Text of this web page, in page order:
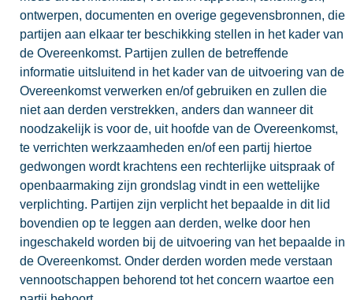
ontwerpen, documenten en overige gegevensbronnen, die
partijen aan elkaar ter beschikking stellen in het kader van
de Overeenkomst. Partijen zullen de betreffende
informatie uitsluitend in het kader van de uitvoering van de
Overeenkomst verwerken en/of gebruiken en zullen die
niet aan derden verstrekken, anders dan wanneer dit
noodzakelijk is voor de, uit hoofde van de Overeenkomst,
te verrichten werkzaamheden en/of een partij hiertoe
gedwongen wordt krachtens een rechterlijke uitspraak of
openbaarmaking zijn grondslag vindt in een wettelijke
verplichting. Partijen zijn verplicht het bepaalde in dit lid
bovendien op te leggen aan derden, welke door hen
ingeschakeld worden bij de uitvoering van het bepaalde in
de Overeenkomst. Onder derden worden mede verstaan
vennootschappen behorend tot het concern waartoe een